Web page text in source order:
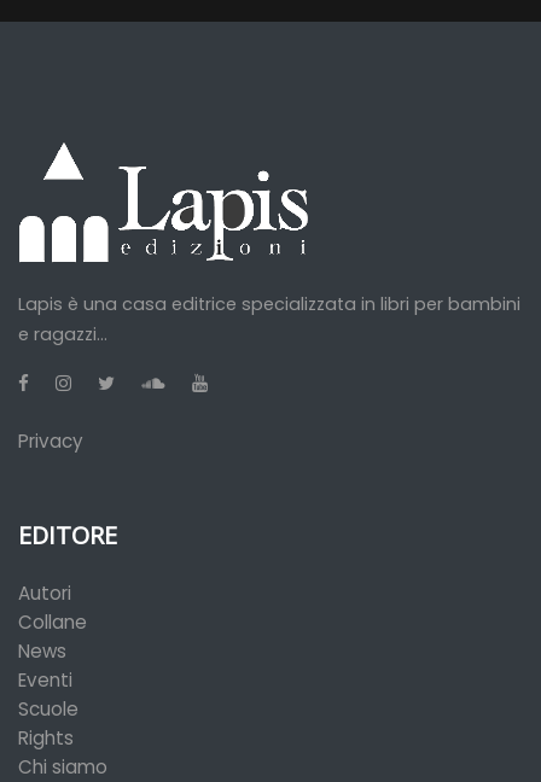
Lapis è una casa editrice specializzata in libri per bambini
e ragazzi...
Privacy
EDITORE
Autori
Collane
News
Eventi
Scuole
Rights
Chi siamo